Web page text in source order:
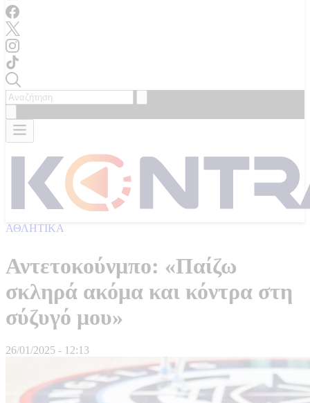
ΑΘΛΗΤΙΚΑ
Αντετοκούνμπο: «Παίζω
σκληρά ακόμα και κόντρα στη
σύζυγό μου»
26/01/2025 - 12:13